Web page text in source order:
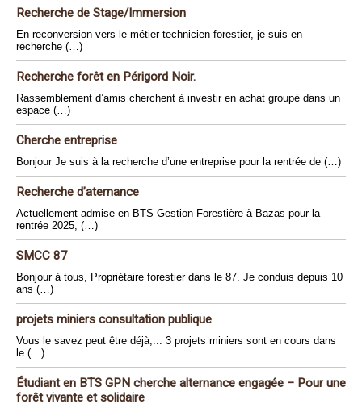
Recherche de Stage/Immersion
En reconversion vers le métier technicien forestier, je suis en
recherche (…)
Recherche forêt en Périgord Noir.
Rassemblement d’amis cherchent à investir en achat groupé dans un
espace (…)
Cherche entreprise
Bonjour Je suis à la recherche d’une entreprise pour la rentrée de (…)
Recherche d’aternance
Actuellement admise en BTS Gestion Forestière à Bazas pour la
rentrée 2025, (…)
SMCC 87
Bonjour à tous, Propriétaire forestier dans le 87. Je conduis depuis 10
ans (…)
projets miniers consultation publique
Vous le savez peut être déjà,... 3 projets miniers sont en cours dans
le (…)
Étudiant en BTS GPN cherche alternance engagée – Pour une
forêt vivante et solidaire